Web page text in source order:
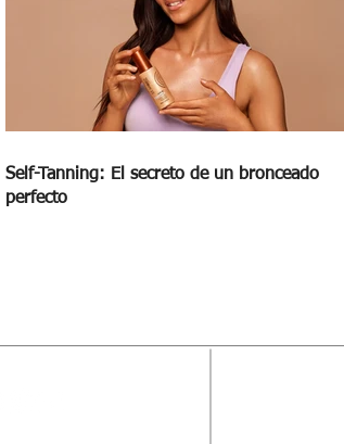
Self-Tanning: El secreto de un bronceado
perfecto